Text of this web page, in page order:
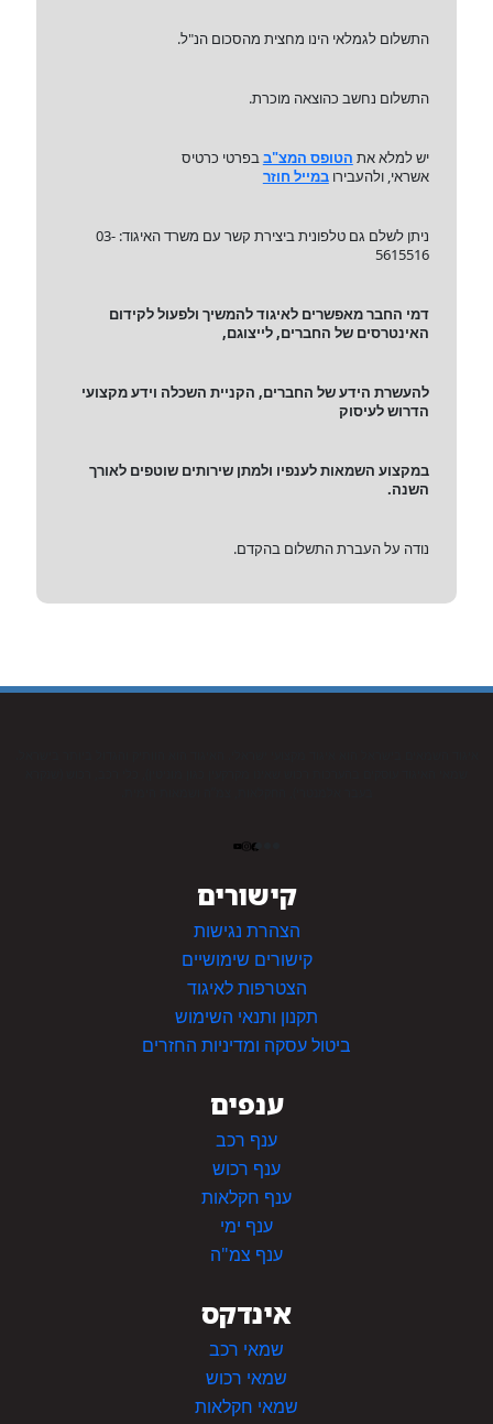
התשלום לגמלאי הינו מחצית מהסכום הנ"ל.
התשלום נחשב כהוצאה מוכרת.
יש למלא את הטופס המצ"בבפרטי כרטיס
אשראי, ולהעבירובמייל חוזר
ניתן לשלם גם טלפונית ביצירת קשר עם משרד האיגוד: 03-
5615516
דמי החבר מאפשרים לאיגוד להמשיך ולפעול לקידום
האינטרסים של החברים, לייצוגם,
להעשרת הידע של החברים, הקניית השכלה וידע מקצועי
הדרוש לעיסוק
במקצוע השמאות לענפיו ולמתן שירותים שוטפים לאורך
השנה.
נודה על העברת התשלום בהקדם.
קישורים
הצהרת נגישות
קישורים שימושיים
הצטרפות לאיגוד
תקנון ותנאי השימוש
ביטול עסקה ומדיניות החזרים
ענפים
ענף רכב
ענף רכוש
ענף חקלאות
ענף ימי
ענף צמ"ה
אינדקס
שמאי רכב
שמאי רכוש
שמאי חקלאות